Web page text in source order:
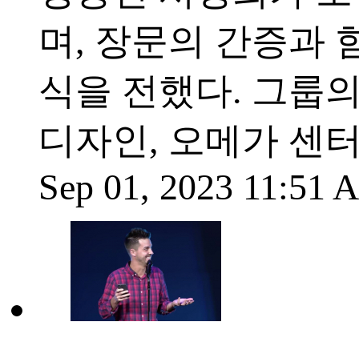
며, 장문의 간증과
식을 전했다. 그룹
디자인, 오메가 센
Sep 01, 2023 11:51